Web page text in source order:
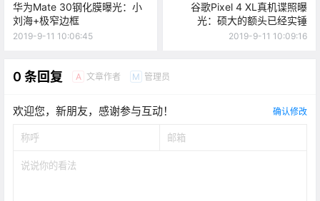
华为Mate 30钢化膜曝光：小
刘海+极窄边框
2019-9-11 10:06:45
谷歌Pixel 4 XL真机谍照曝
光：硕大的额头已经实锤
2019-9-11 10:09:16
0 条回复 A 文章作者 M 管理员
欢迎您，新朋友，感谢参与互动！ 确认修改